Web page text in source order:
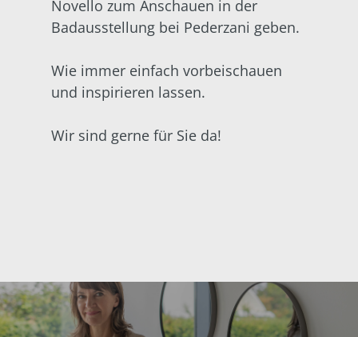
Novello zum Anschauen in der
Badausstellung bei Pederzani geben.
Wie immer einfach vorbeischauen
und inspirieren lassen.
Wir sind gerne für Sie da!